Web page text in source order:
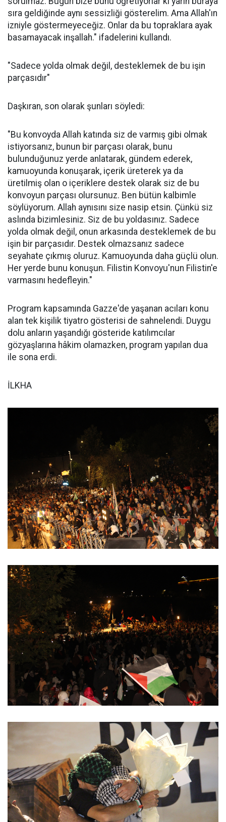
sıra geldiğinde aynı sessizliği gösterelim. Ama Allah'ın
izniyle göstermeyeceğiz. Onlar da bu topraklara ayak
basamayacak inşallah." ifadelerini kullandı.
"Sadece yolda olmak değil, desteklemek de bu işin
parçasıdır"
Daşkıran, son olarak şunları söyledi:
"Bu konvoyda Allah katında siz de varmış gibi olmak
istiyorsanız, bunun bir parçası olarak, bunu
bulunduğunuz yerde anlatarak, gündem ederek,
kamuoyunda konuşarak, içerik üreterek ya da
üretilmiş olan o içeriklere destek olarak siz de bu
konvoyun parçası olursunuz. Ben bütün kalbimle
söylüyorum. Allah aynısını size nasip etsin. Çünkü siz
aslında bizimlesiniz. Siz de bu yoldasınız. Sadece
yolda olmak değil, onun arkasında desteklemek de bu
işin bir parçasıdır. Destek olmazsanız sadece
seyahate çıkmış oluruz. Kamuoyunda daha güçlü olun.
Her yerde bunu konuşun. Filistin Konvoyu'nun Filistin'e
varmasını hedefleyin."
Program kapsamında Gazze'de yaşanan acıları konu
alan tek kişilik tiyatro gösterisi de sahnelendi. Duygu
dolu anların yaşandığı gösteride katılımcılar
gözyaşlarına hâkim olamazken, program yapılan dua
ile sona erdi.
İLKHA